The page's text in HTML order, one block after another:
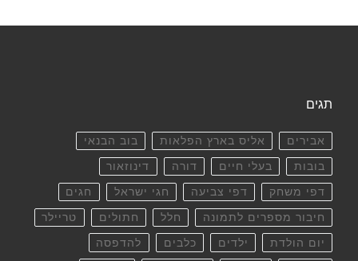
תגים
אבירים אליס בארץ הפלאות בוב הבנאי
בובות בעלי חיים דורה דינוזאור
דפי משחק דפי צביעה חגי ישראל חגים
חיבור מספרים לתמונה חלל חתולים טריילר
יום הולדת ילדים כלבים להדפסה